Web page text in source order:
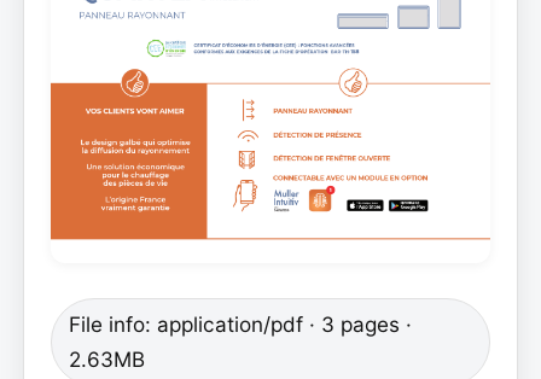
File info: application/pdf · 3 pages ·
2.63MB